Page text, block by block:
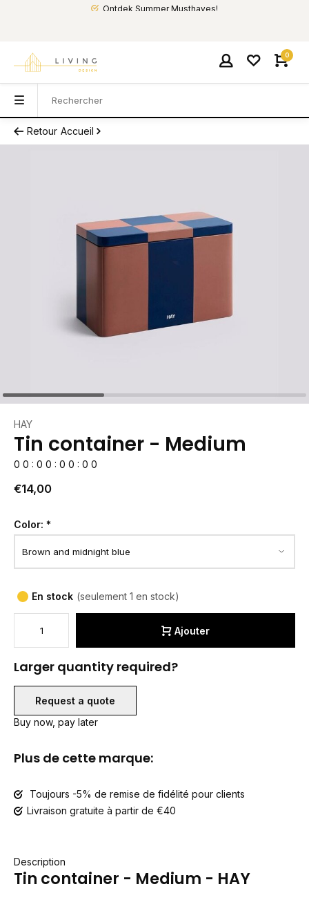
Ontdek Summer Musthaves!
0
Retour Accueil
HAY
Tin container - Medium
0 0 : 0 0 : 0 0 : 0 0
€14,00
Color: *
En stock (seulement 1 en stock)
Ajouter
Larger quantity required?
Request a quote
Buy now, pay later
Plus de cette marque:
Toujours -5% de remise de fidélité pour clients
Livraison gratuite à partir de €40
Description
Tin container - Medium - HAY